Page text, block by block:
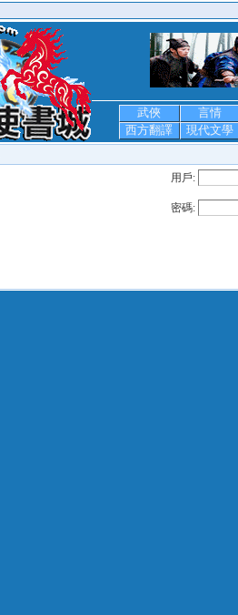
武俠
言情
西方翻譯
現代文學
用戶:
密碼: